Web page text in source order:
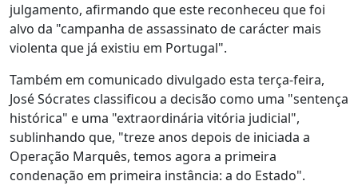
julgamento, afirmando que este reconheceu que foi
alvo da "campanha de assassinato de carácter mais
violenta que já existiu em Portugal".
Também em comunicado divulgado esta terça-feira,
José Sócrates classificou a decisão como uma "sentença
histórica" e uma "extraordinária vitória judicial",
sublinhando que, "treze anos depois de iniciada a
Operação Marquês, temos agora a primeira
condenação em primeira instância: a do Estado".